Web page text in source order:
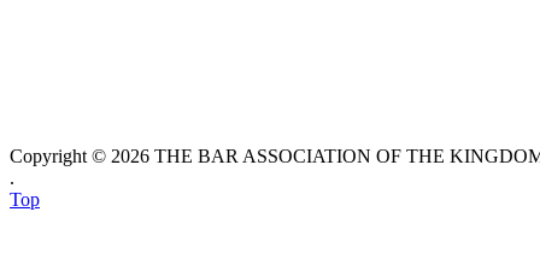
Copyright © 2026 THE BAR ASSOCIATION OF THE
.
Top